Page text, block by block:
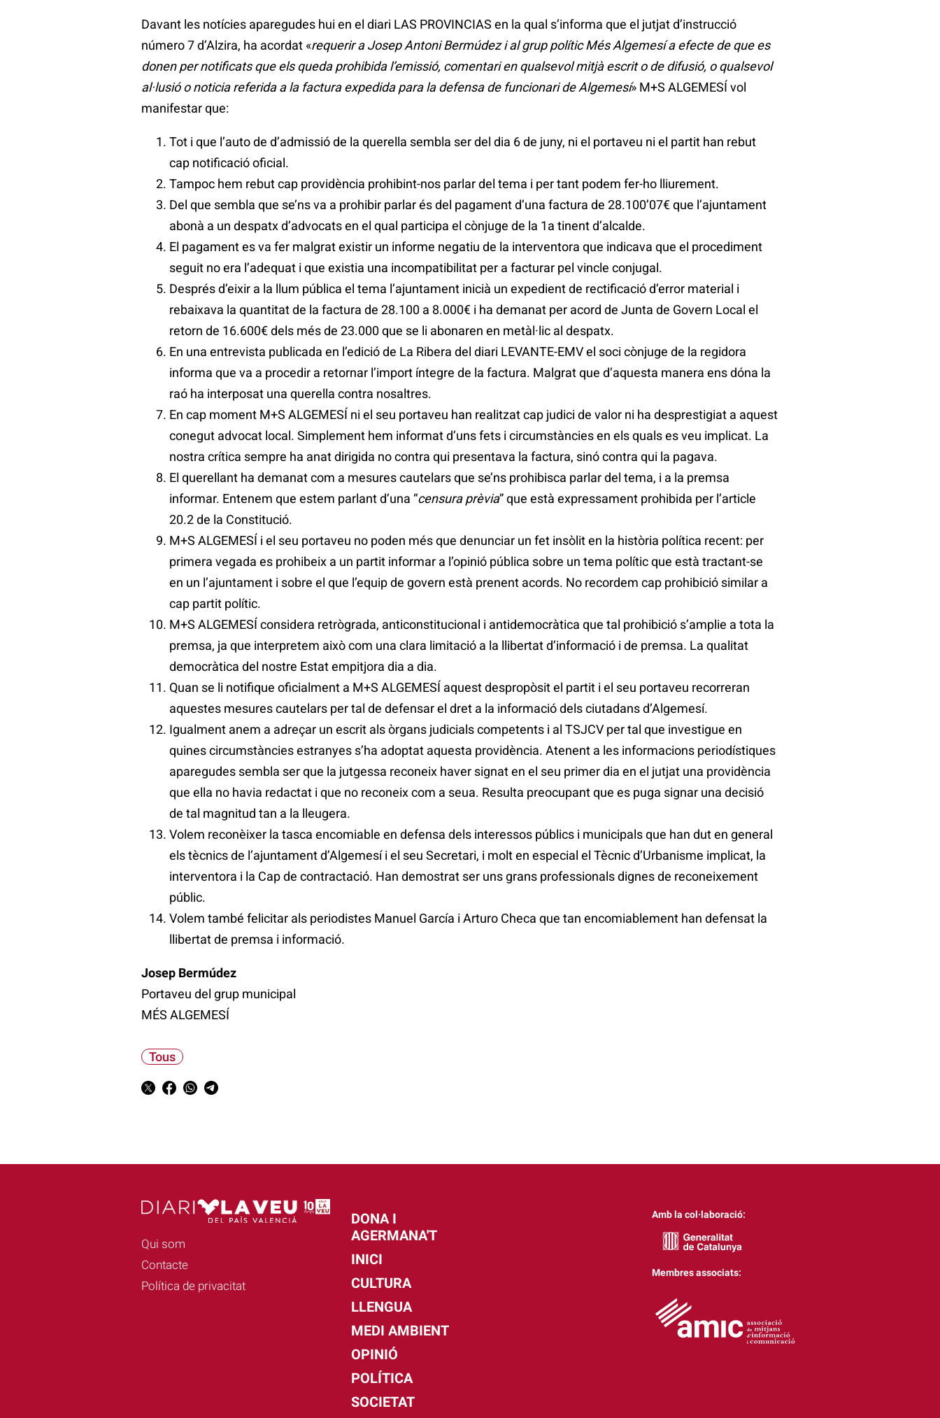
Davant les notícies aparegudes hui en el diari LAS PROVINCIAS en la qual s’informa que el jutjat d’instrucció
número 7 d’Alzira, ha acordat «requerir a Josep Antoni Bermúdez i al grup polític Més Algemesí a efecte de que es
donen per notificats que els queda prohibida l’emissió, comentari en qualsevol mitjà escrit o de difusió, o qualsevol
al·lusió o noticia referida a la factura expedida para la defensa de funcionari de Algemesí» M+S ALGEMESÍ vol
manifestar que:
Tot i que l’auto de d’admissió de la querella sembla ser del dia 6 de juny, ni el portaveu ni el partit han rebut
cap notificació oficial.
Tampoc hem rebut cap providència prohibint-nos parlar del tema i per tant podem fer-ho lliurement.
Del que sembla que se’ns va a prohibir parlar és del pagament d’una factura de 28.100’07€ que l’ajuntament
abonà a un despatx d’advocats en el qual participa el cònjuge de la 1a tinent d’alcalde.
El pagament es va fer malgrat existir un informe negatiu de la interventora que indicava que el procediment
seguit no era l’adequat i que existia una incompatibilitat per a facturar pel vincle conjugal.
Després d’eixir a la llum pública el tema l’ajuntament inicià un expedient de rectificació d’error material i
rebaixava la quantitat de la factura de 28.100 a 8.000€ i ha demanat per acord de Junta de Govern Local el
retorn de 16.600€ dels més de 23.000 que se li abonaren en metàl·lic al despatx.
En una entrevista publicada en l’edició de La Ribera del diari LEVANTE-EMV el soci cònjuge de la regidora
informa que va a procedir a retornar l’import íntegre de la factura. Malgrat que d’aquesta manera ens dóna la
raó ha interposat una querella contra nosaltres.
En cap moment M+S ALGEMESÍ ni el seu portaveu han realitzat cap judici de valor ni ha desprestigiat a aquest
conegut advocat local. Simplement hem informat d’uns fets i circumstàncies en els quals es veu implicat. La
nostra crítica sempre ha anat dirigida no contra qui presentava la factura, sinó contra qui la pagava.
El querellant ha demanat com a mesures cautelars que se’ns prohibisca parlar del tema, i a la premsa
informar. Entenem que estem parlant d’una “censura prèvia” que està expressament prohibida per l’article
20.2 de la Constitució.
M+S ALGEMESÍ i el seu portaveu no poden més que denunciar un fet insòlit en la història política recent: per
primera vegada es prohibeix a un partit informar a l’opinió pública sobre un tema polític que està tractant-se
en un l’ajuntament i sobre el que l’equip de govern està prenent acords. No recordem cap prohibició similar a
cap partit polític.
M+S ALGEMESÍ considera retrògrada, anticonstitucional i antidemocràtica que tal prohibició s’amplie a tota la
premsa, ja que interpretem això com una clara limitació a la llibertat d’informació i de premsa. La qualitat
democràtica del nostre Estat empitjora dia a dia.
Quan se li notifique oficialment a M+S ALGEMESÍ aquest despropòsit el partit i el seu portaveu recorreran
aquestes mesures cautelars per tal de defensar el dret a la informació dels ciutadans d’Algemesí.
Igualment anem a adreçar un escrit als òrgans judicials competents i al TSJCV per tal que investigue en
quines circumstàncies estranyes s’ha adoptat aquesta providència. Atenent a les informacions periodístiques
aparegudes sembla ser que la jutgessa reconeix haver signat en el seu primer dia en el jutjat una providència
que ella no havia redactat i que no reconeix com a seua. Resulta preocupant que es puga signar una decisió
de tal magnitud tan a la lleugera.
Volem reconèixer la tasca encomiable en defensa dels interessos públics i municipals que han dut en general
els tècnics de l’ajuntament d’Algemesí i el seu Secretari, i molt en especial el Tècnic d’Urbanisme implicat, la
interventora i la Cap de contractació. Han demostrat ser uns grans professionals dignes de reconeixement
públic.
Volem també felicitar als periodistes Manuel García i Arturo Checa que tan encomiablement han defensat la
llibertat de premsa i informació.
Josep Bermúdez
Portaveu del grup municipal
MÉS ALGEMESÍ
Tous
Qui som
Contacte
Política de privacitat
DONA I
AGERMANA'T
INICI
CULTURA
LLENGUA
MEDI AMBIENT
OPINIÓ
POLÍTICA
SOCIETAT
Amb la col·laboració:
Membres associats: